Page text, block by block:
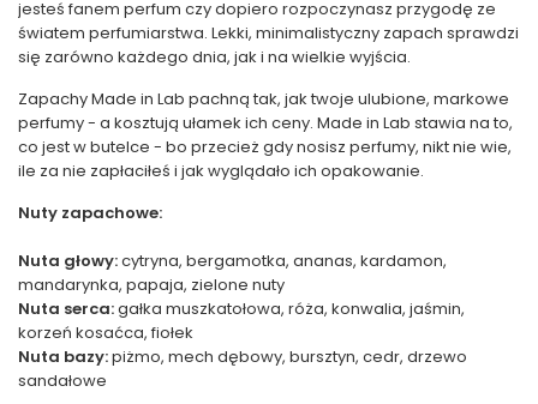
jesteś fanem perfum czy dopiero rozpoczynasz przygodę ze
światem perfumiarstwa. Lekki, minimalistyczny zapach sprawdzi
się zarówno każdego dnia, jak i na wielkie wyjścia.
Zapachy Made in Lab pachną tak, jak twoje ulubione, markowe
perfumy - a kosztują ułamek ich ceny. Made in Lab stawia na to,
co jest w butelce - bo przecież gdy nosisz perfumy, nikt nie wie,
ile za nie zapłaciłeś i jak wyglądało ich opakowanie.
Nuty zapachowe:
Nuta głowy:cytryna, bergamotka, ananas, kardamon,
mandarynka, papaja, zielone nuty
Nuta serca:gałka muszkatołowa, róża, konwalia, jaśmin,
korzeń kosaćca, fiołek
Nuta bazy:piżmo, mech dębowy, bursztyn, cedr, drzewo
sandałowe